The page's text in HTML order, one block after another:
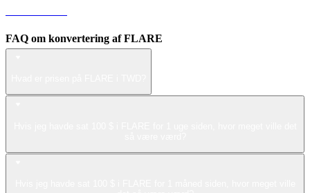
FAQ om konvertering af FLARE